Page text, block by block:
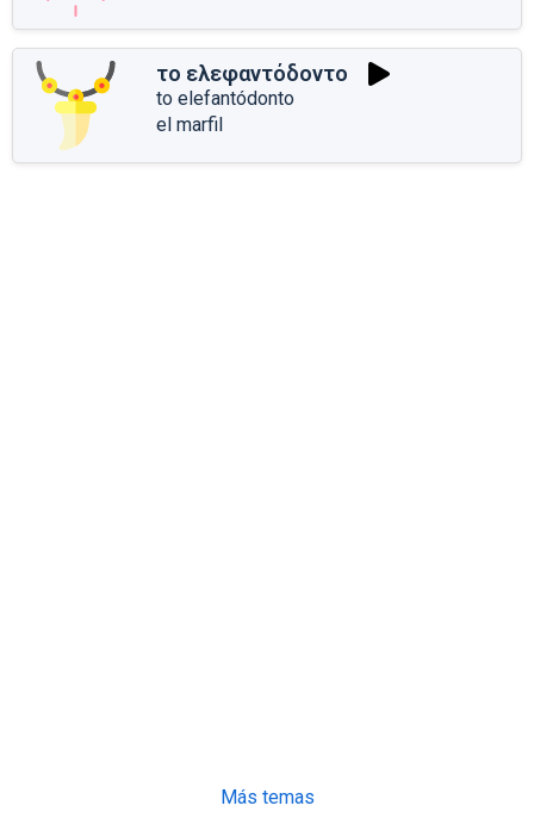
το ελεφαντόδοντο
to elefantódonto
el marfil
Más temas